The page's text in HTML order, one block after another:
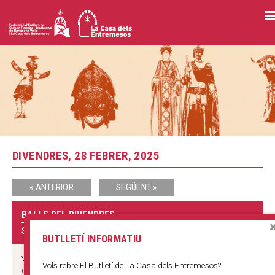
Vés
al
DIVENDRES, 28 FEBRER, 2025
« ANTERIOR SEGÜENT »
BALLS DEL DIVENDRES
SALA D'ACTES, LA CASA DELS ENTREMESOS
Vine al Ball del divendres! Una activitat oberta al públic general,
de qualsevol edat, amb la finalitat de ballar danses tradicionals
BUTLLETÍ INFORMATIU
Vols rebre El Butlletí de La Casa dels Entremesos?